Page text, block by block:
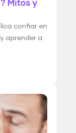
Mitos y
confiar en
aprender a